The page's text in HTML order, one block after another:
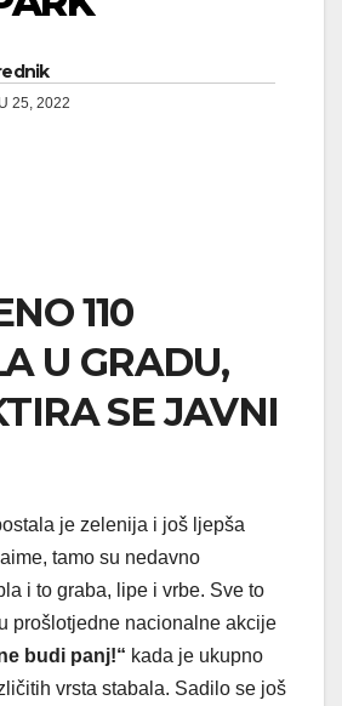
25, 2022
110
U GRADU,
SE JAVNI
je zelenija i još ljepša
tamo su nedavno
i to graba, lipe i vrbe. Sve to
prošlotjedne nacionalne akcije
budi panj!“ kada je ukupno
vrsta stabala. Sadilo se još